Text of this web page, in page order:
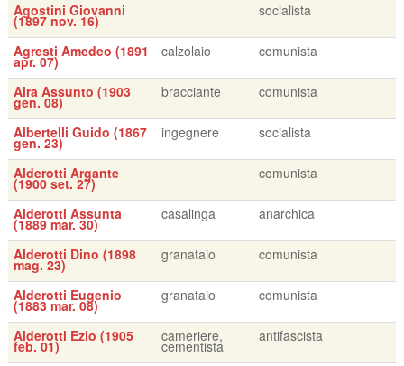
Agostini Giovanni
(1897 nov. 16)
socialista
Agresti Amedeo (1891
apr. 07)
calzolaio comunista
Aira Assunto (1903
gen. 08)
bracciante comunista
Albertelli Guido (1867
gen. 23)
ingegnere socialista
Alderotti Argante
(1900 set. 27)
comunista
Alderotti Assunta
(1889 mar. 30)
casalinga anarchica
Alderotti Dino (1898
mag. 23)
granataio comunista
Alderotti Eugenio
(1883 mar. 08)
granataio comunista
Alderotti Ezio (1905
feb. 01)
cameriere,
cementista
antifascista